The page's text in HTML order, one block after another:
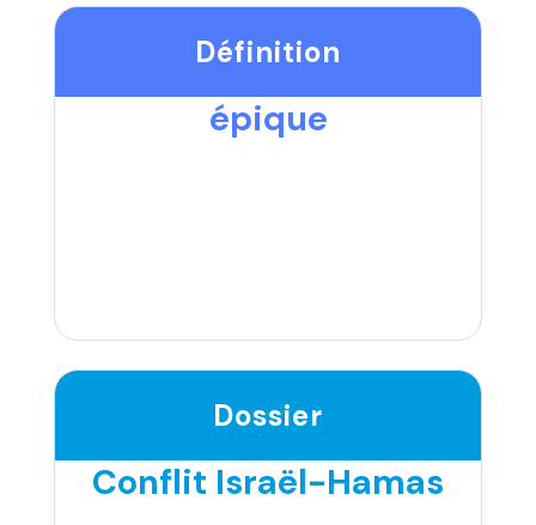
Définition
épique
Dossier
Conflit Israël-Hamas